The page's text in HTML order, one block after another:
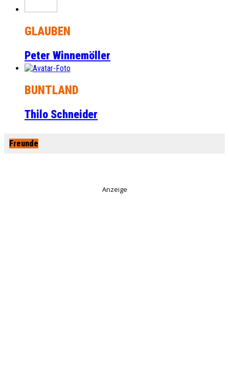
GLAUBEN
Peter Winnemöller
BUNTLAND
Thilo Schneider
Freunde
Anzeige